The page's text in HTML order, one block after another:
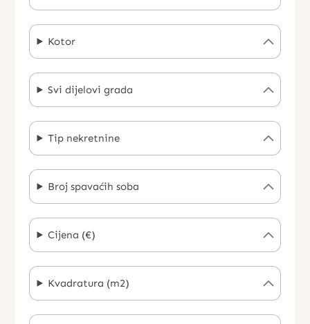
Kotor
Svi dijelovi grada
Tip nekretnine
Broj spavaćih soba
Cijena (€)
Kvadratura (m2)